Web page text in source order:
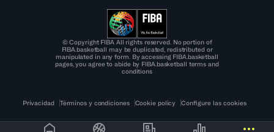
© Copyright FIBA All rights reserved. No portion of
FIBA.basketball may be duplicated, redistributed or
manipulated in any form. By accessing FIBA.basketball
pages, you agree to abide by FIBA.basketball terms and
conditions
Privacidad Términos y condiciones Cookie policy Configure las cookies